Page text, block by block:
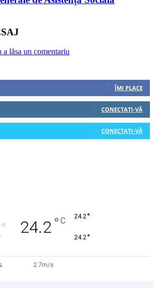
lăsa un comentariu
ÎMI PLACE
CONECTAȚI-VĂ
CONECTAȚI-VĂ
24.2 ° C 24.2°
24.2°
2.7m/s